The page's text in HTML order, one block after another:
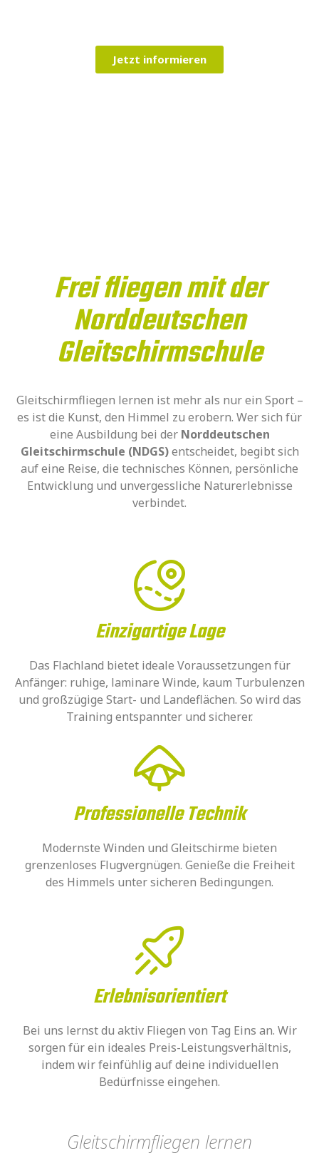
Jetzt informieren
Frei fliegen mit der
Norddeutschen
Gleitschirmschule
Gleitschirmfliegen lernen ist mehr als nur ein Sport –
es ist die Kunst, den Himmel zu erobern. Wer sich für
eine Ausbildung bei der Norddeutschen
Gleitschirmschule (NDGS)entscheidet, begibt sich
auf eine Reise, die technisches Können, persönliche
Entwicklung und unvergessliche Naturerlebnisse
verbindet.
Einzigartige Lage
Das Flachland bietet ideale Voraussetzungen für
Anfänger: ruhige, laminare Winde, kaum Turbulenzen
und großzügige Start- und Landeflächen. So wird das
Training entspannter und sicherer.
Professionelle Technik
Modernste Winden und Gleitschirme bieten
grenzenloses Flugvergnügen. Genieße die Freiheit
des Himmels unter sicheren Bedingungen.
Erlebnisorientiert
Bei uns lernst du aktiv Fliegen von Tag Eins an. Wir
sorgen für ein ideales Preis-Leistungsverhältnis,
indem wir feinfühlig auf deine individuellen
Bedürfnisse eingehen.
Gleitschirmfliegen lernen